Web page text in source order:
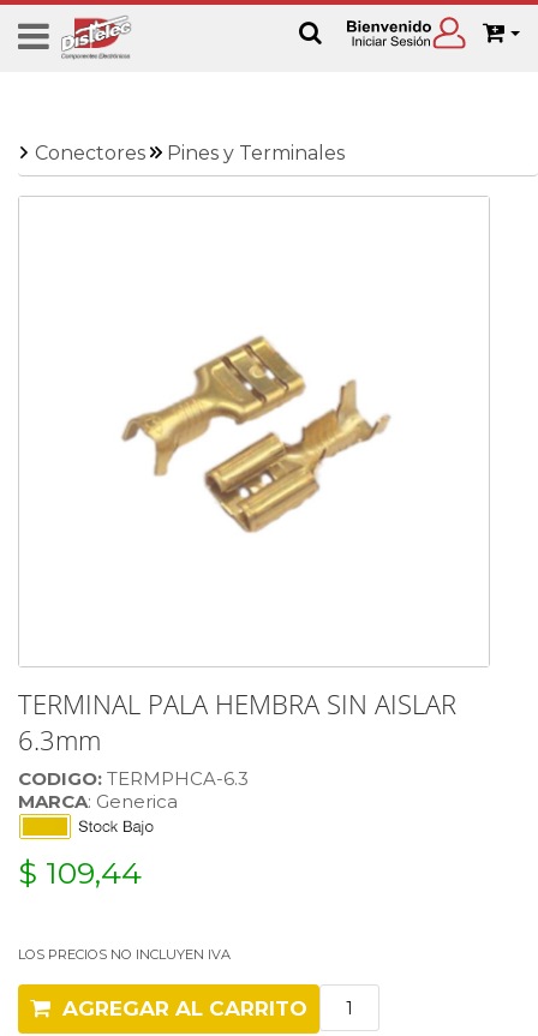
Conectores Pines y Terminales
TERMINAL PALA HEMBRA SIN AISLAR
6.3mm
CODIGO: TERMPHCA-6.3
MARCA: Generica
$ 109,44
LOS PRECIOS NO INCLUYEN IVA
AGREGAR AL CARRITO